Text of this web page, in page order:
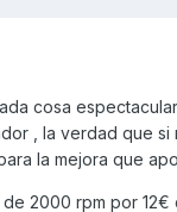
cosa
, la verdad que
la mejora que
2000 rpm por 12€